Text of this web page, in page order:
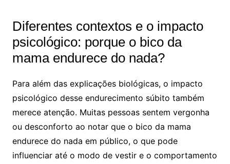
Diferentes contextos e o impacto
psicológico: porque o bico da
mama endurece do nada?
Para além das explicações biológicas, o impacto
psicológico desse endurecimento súbito também
merece atenção. Muitas pessoas sentem vergonha
ou desconforto ao notar que o bico da mama
endurece do nada em público, o que pode
influenciar até o modo de vestir e o comportamento